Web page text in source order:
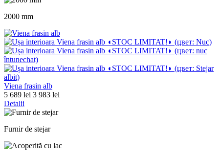
2000 mm
Viena frasin alb
5 689 lei 3 983 lei
Detalii
Furnir de stejar